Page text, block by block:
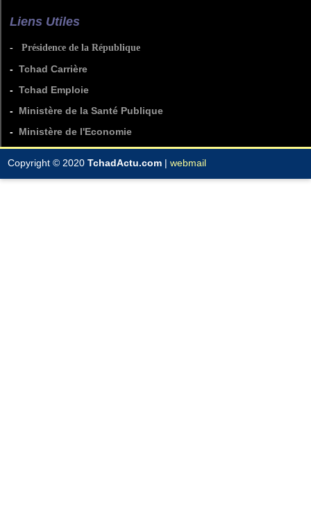
Liens Utiles
- Présidence de la République
- Tchad Carrière
- Tchad Emploie
- Ministère de la Santé Publique
- Ministère de l'Economie
Copyright © 2020 TchadActu.com | webmail